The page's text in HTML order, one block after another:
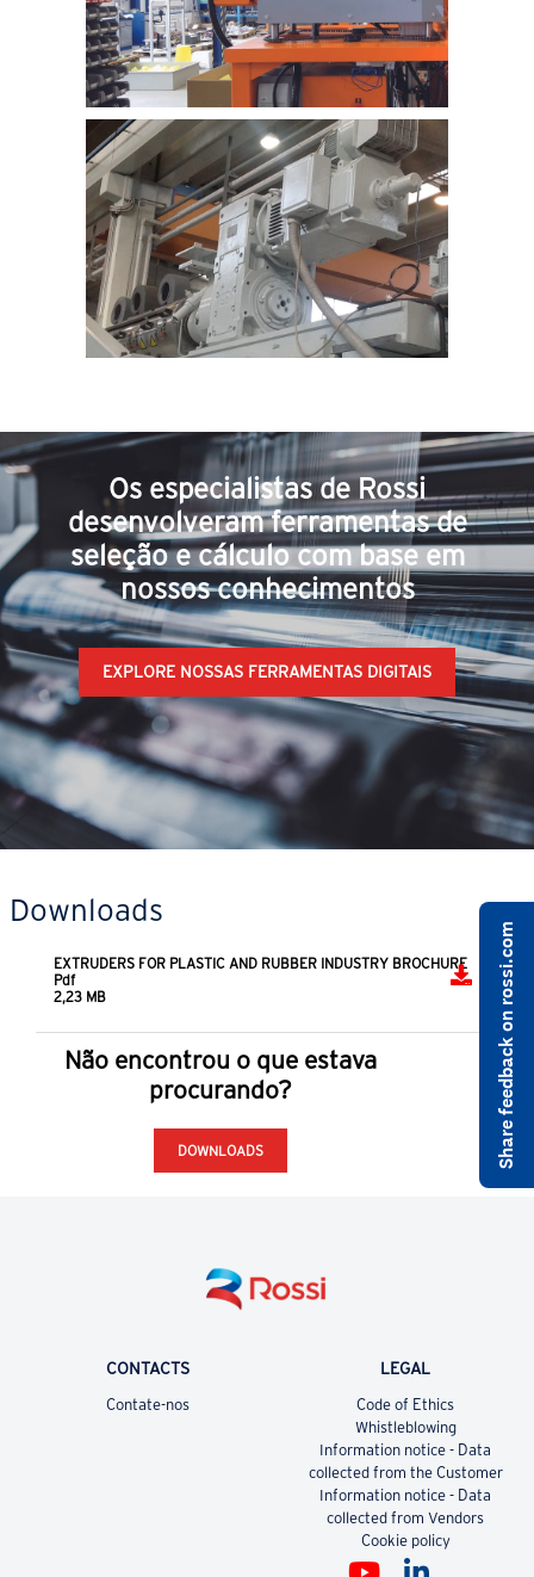
Os especialistas de Rossi
desenvolveram ferramentas de
seleção e cálculo com base em
nossos conhecimentos
EXPLORE NOSSAS FERRAMENTAS DIGITAIS
Downloads
EXTRUDERS FOR PLASTIC AND RUBBER INDUSTRY BROCHURE
Pdf
2,23 MB
Não encontrou o que estava
procurando?
DOWNLOADS
CONTACTS
Contate-nos
LEGAL
Code of Ethics
Whistleblowing
Information notice - Data
collected from the Customer
Information notice - Data
collected from Vendors
Cookie policy
Share feedback on rossi.com